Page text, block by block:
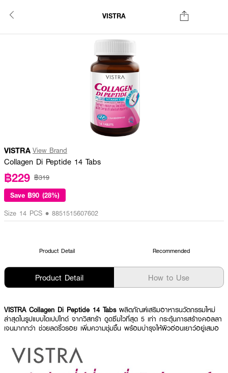
VISTRA
VISTRA View Brand
Collagen Di Peptide 14 Tabs
฿229 ฿319
Save ฿90 (28%)
Size 14 PCS • 8851515607602
Product Detail Recommended
Product Detail How to Use
VISTRA Collagen Di Peptide 14 Tabs ผลิตภัณฑ์เสริมอาหารนวัตกรรมใหม่
ล่าสุดในรูปแบบไดเปปไทด์ จากวิสทร้า ดูดซึมไวที่สุด 5 เท่า กระตุ้นการสร้างคอลลา
เจนมากกว่า ช่วยลดริ้วรอย เพิ่มความชุ่มชื้น พร้อมบำรุงให้ผิวอ่อนเยาว์อยู่เสมอ